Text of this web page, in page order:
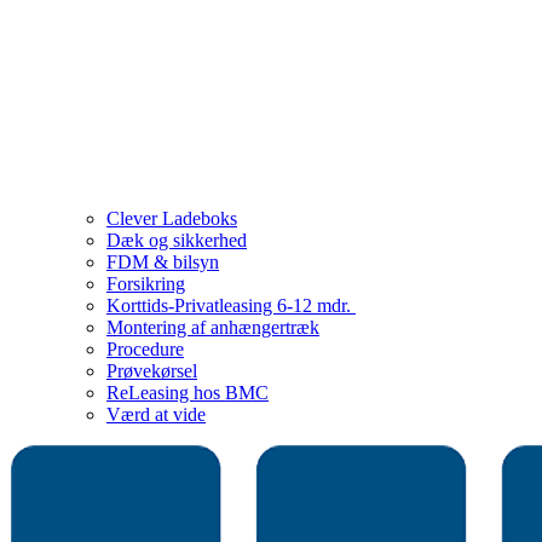
Clever Ladeboks
Dæk og sikkerhed
FDM & bilsyn
Forsikring
Korttids-Privatleasing 6-12 mdr.
Montering af anhængertræk
Procedure
Prøvekørsel
ReLeasing hos BMC
Værd at vide